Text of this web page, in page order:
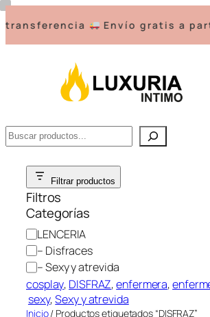
transferencia Envío gratis a
Buscar
Saltar
contenido
Filtrar productos
Filtros
Categorías
C
a
t
e
g
o
LENCERIA
– Disfraces
– Sexy y atrevida
cosplay, DISFRAZ, enfermera,
sexy, Sexy y atrevida
Inicio/ Productos etiquetados “DISFRAZ”